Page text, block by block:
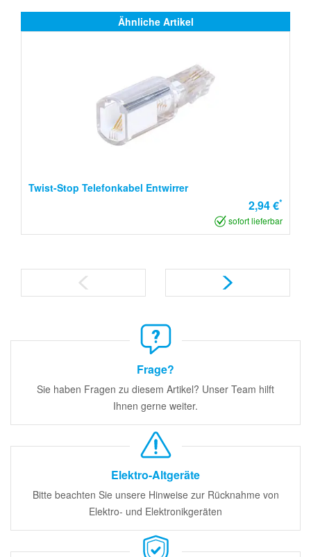
Ähnliche Artikel
Twist-Stop Telefonkabel Entwirrer
2,94 €*
sofort lieferbar
Frage?
Sie haben Fragen zu diesem Artikel? Unser Team hilft
Ihnen gerne weiter.
Elektro-Altgeräte
Bitte beachten Sie unsere Hinweise zur Rücknahme von
Elektro- und Elektronikgeräten